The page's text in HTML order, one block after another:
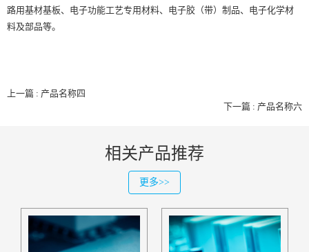
路用基材基板、电子功能工艺专用材料、电子胶（带）制品、电子化学材
料及部品等。
上一篇 : 产品名称四
下一篇 : 产品名称六
相关产品推荐
更多>>